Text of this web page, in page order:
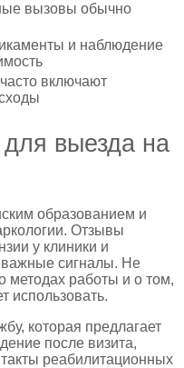
вызовы обычно
и наблюдение
включают
выезда на
образованием и
Отзывы
у клиники и
сигналы. Не
методах работы и о том,
использовать.
которая предлагает
после визита,
реабилитационных